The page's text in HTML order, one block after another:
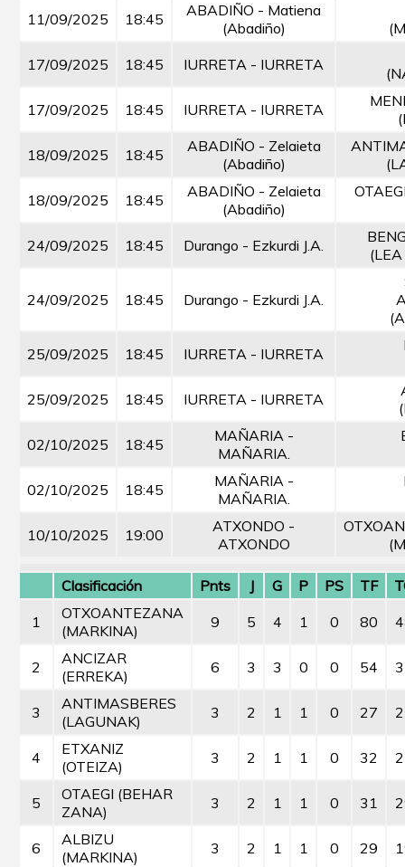
11/09/2025
18:45
ABADIÑO - Matiena
(Abadiño)
17/09/2025
18:45 IURRETA - IURRETA
17/09/2025
18:45 IURRETA - IURRETA
18/09/2025
18:45
ABADIÑO - Zelaieta
(Abadiño)
18/09/2025
18:45
ABADIÑO - Zelaieta
(Abadiño)
24/09/2025 18:45 Durango - Ezkurdi J.A.
24/09/2025 18:45 Durango - Ezkurdi J.A.
25/09/2025
18:45 IURRETA - IURRETA
25/09/2025
18:45 IURRETA - IURRETA
02/10/2025
18:45
MAÑARIA -
MAÑARIA.
02/10/2025 18:45
MAÑARIA -
MAÑARIA.
10/10/2025
19:00
ATXONDO -
ATXONDO
Clasificación Pnts J G P PS TF
1
OTXOANTEZANA
(MARKINA)
9 5 4 1 0 80
2
ANCIZAR
(ERREKA)
6 3 3 0 0 54
3
ANTIMASBERES
(LAGUNAK)
3 2 1 1 0 27
4
ETXANIZ
(OTEIZA)
3 2 1 1 0 32
5
OTAEGI (BEHAR
ZANA)
3 2 1 1 0 31
6
ALBIZU
(MARKINA)
3 2 1 1 0 29